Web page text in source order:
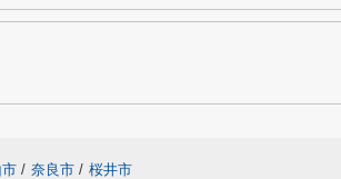
/ 奈良市 / 桜井市